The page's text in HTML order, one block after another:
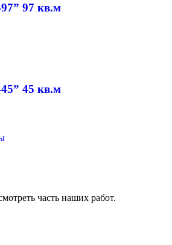
97 кв.м
45 кв.м
часть наших работ.